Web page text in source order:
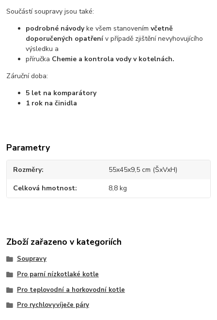
Součástí soupravy jsou také:
podrobné návodyke všem stanovenímvčetně
doporučených opatřenív případě zjištění nevyhovujícího
výsledku a
příručka Chemie a kontrola vody v kotelnách.
Záruční doba:
5 let na komparátory
1 rok na činidla
Parametry
Rozměry 55x45x9,5 cm (ŠxVxH)
Celková hmotnost 8,8 kg
Zboží zařazeno v kategoriích
Soupravy
Pro parní nízkotlaké kotle
Pro teplovodní a horkovodní kotle
Pro rychlovyvíječe páry